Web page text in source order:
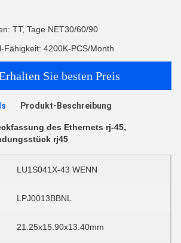
TT, Tage NET30/60/90
Fähigkeit: 4200K-PCS/Month
Sie besten Preis
Produkt-Beschreibung
des Ethernets rj-45,
rj45
LU1S041X-43 WENN
LPJ0013BBNL
21.25x15.90x13.40mm